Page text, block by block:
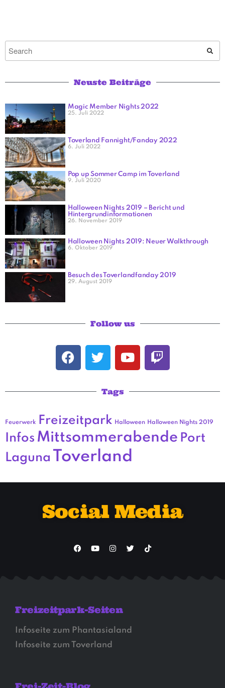
Neuste Beiträge
Magic Member Nights 2022
25. Juli 2022
Toverland Fannight/Fanday 2022
6. Juli 2022
Pop up Sommer Camp im Toverland
9. Juli 2020
Halloween Nights 2019 – Bericht und
Hintergrundinformationen
26. November 2019
Halloween Nights 2019: Neuer Walkthrough
6. Oktober 2019
Besuch des Toverlandfanday 2019
29. August 2019
Follow us
Tags
Feuerwerk Freizeitpark Halloween Halloween Nights 2019
Infos Mittsommerabende Port
Laguna Toverland
Social Media
Freizeitpark-Seiten
Infoseite zum Phantasialand
Infoseite zum Toverland